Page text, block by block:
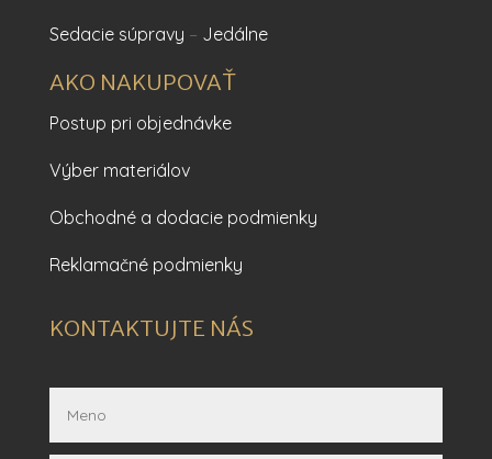
Sedacie súpravy – Jedálne
AKO NAKUPOVAŤ
Postup pri objednávke
Výber materiálov
Obchodné a dodacie podmienky
Reklamačné podmienky
KONTAKTUJTE NÁS